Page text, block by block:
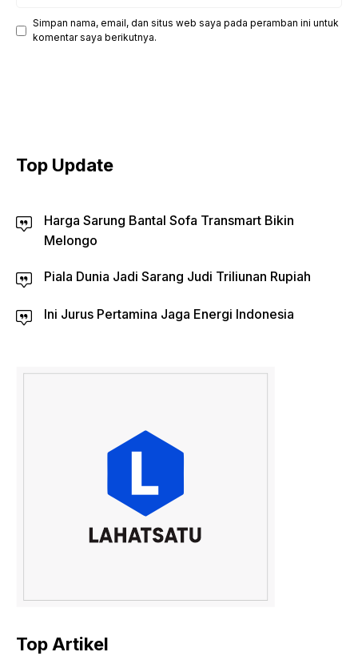
Simpan nama, email, dan situs web saya pada peramban ini untuk
komentar saya berikutnya.
Top Update
Harga Sarung Bantal Sofa Transmart Bikin
Melongo
Piala Dunia Jadi Sarang Judi Triliunan Rupiah
Ini Jurus Pertamina Jaga Energi Indonesia
Top Artikel